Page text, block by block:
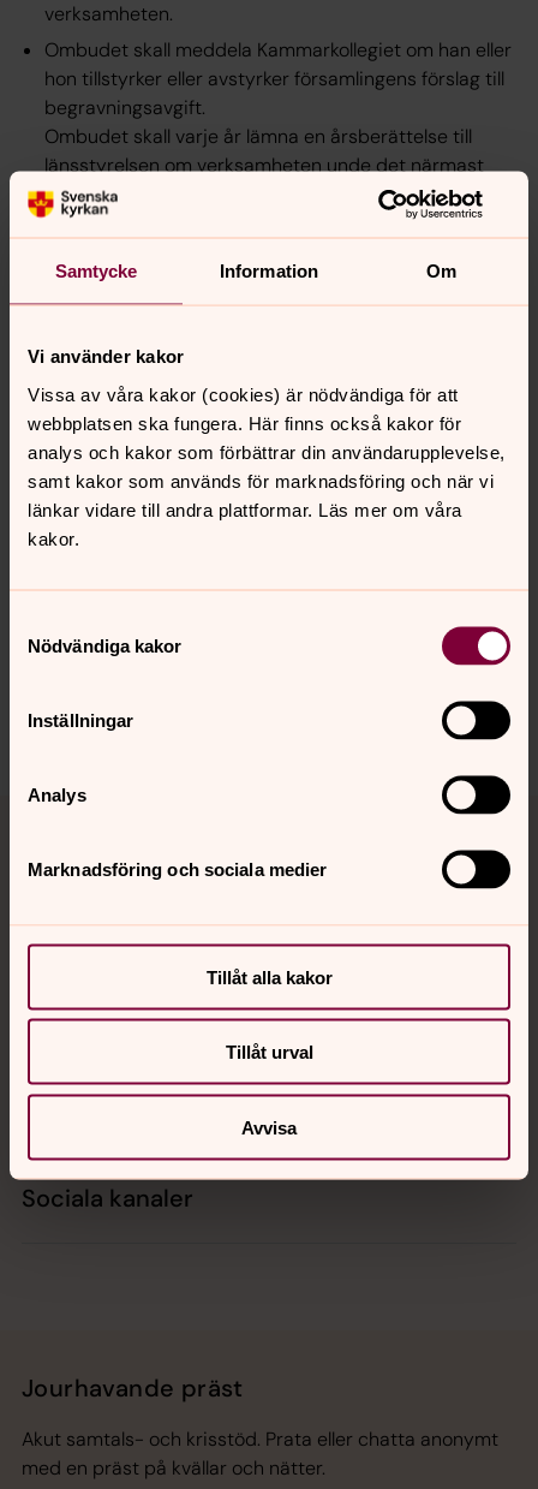
Samtycke Information Om
Vi använder kakor
Vissa av våra kakor (cookies) är nödvändiga för att
webbplatsen ska fungera. Här finns också kakor för
analys och kakor som förbättrar din användarupplevelse,
samt kakor som används för marknadsföring och när vi
länkar vidare till andra plattformar. Läs mer om våra
kakor.
Nödvändiga kakor
Inställningar
Analys
Marknadsföring och sociala medier
Tillåt alla kakor
Tillåt urval
Avvisa
verksamheten.
Ombudet skall meddela Kammarkollegiet om han eller
hon tillstyrker eller avstyrker församlingens förslag till
begravningsavgift.
Ombudet skall varje år lämna en årsberättelse till
länsstyrelsen om verksamheten unde det närmast
föregående kalenderåret.
Begravningsombud
Begravningsombud i Eda kommun är:
Tommy Glader.
Telefon: 070-604 11 97
Senast ändrad 23 oktober 2019
innehåll?
Dela
Tillbaka till toppen
Tillbaka till innehållet
Kontakt
Kalender
Hitta snabbt
Sociala kanaler
Jourhavande präst
Akut samtals- och krisstöd. Prata eller chatta anonymt
med en präst på kvällar och nätter.